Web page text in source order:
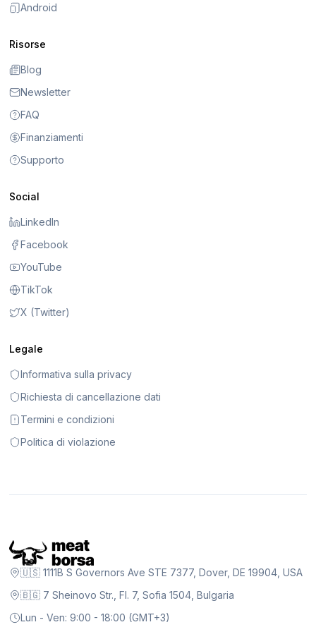
Android
Risorse
Blog
Newsletter
FAQ
Finanziamenti
Supporto
Social
LinkedIn
Facebook
YouTube
TikTok
X (Twitter)
Legale
Informativa sulla privacy
Richiesta di cancellazione dati
Termini e condizioni
Politica di violazione
🇺🇸 1111B S Governors Ave STE 7377, Dover, DE 19904, USA
🇧🇬 7 Sheinovo Str., Fl. 7, Sofia 1504, Bulgaria
Lun - Ven: 9:00 - 18:00 (GMT+3)